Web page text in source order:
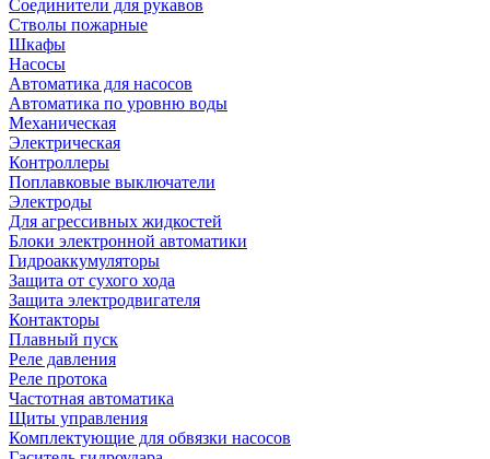
Соединители для рукавов
Стволы пожарные
Шкафы
Насосы
Автоматика для насосов
Автоматика по уровню воды
Механическая
Электрическая
Контроллеры
Поплавковые выключатели
Электроды
Для агрессивных жидкостей
Блоки электронной автоматики
Гидроаккумуляторы
Защита от сухого хода
Защита электродвигателя
Контакторы
Плавный пуск
Реле давления
Реле протока
Частотная автоматика
Щиты управления
Комплектующие для обвязки насосов